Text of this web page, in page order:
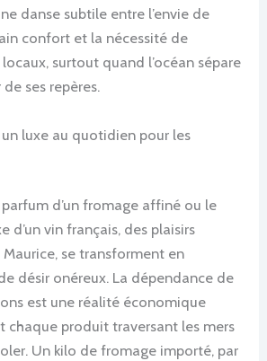
danse subtile entre l’envie de
confort et la nécessité de
locaux, surtout quand l’océan sépare
ses repères.
luxe au quotidien pour les
d’un fromage affiné ou le
d’un vin français, des plaisirs
Maurice, se transforment en
désir onéreux. La dépendance de
est une réalité économique
chaque produit traversant les mers
Un kilo de fromage importé, par